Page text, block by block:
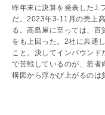
昨年末に決算を発表したJ.
だ。2023年3-11月の売上
る。高島屋に至っては、
をも上回った。2社に共通
こと。決してインバウン
で苦戦しているのが、若者
構図から浮かび上がるのは